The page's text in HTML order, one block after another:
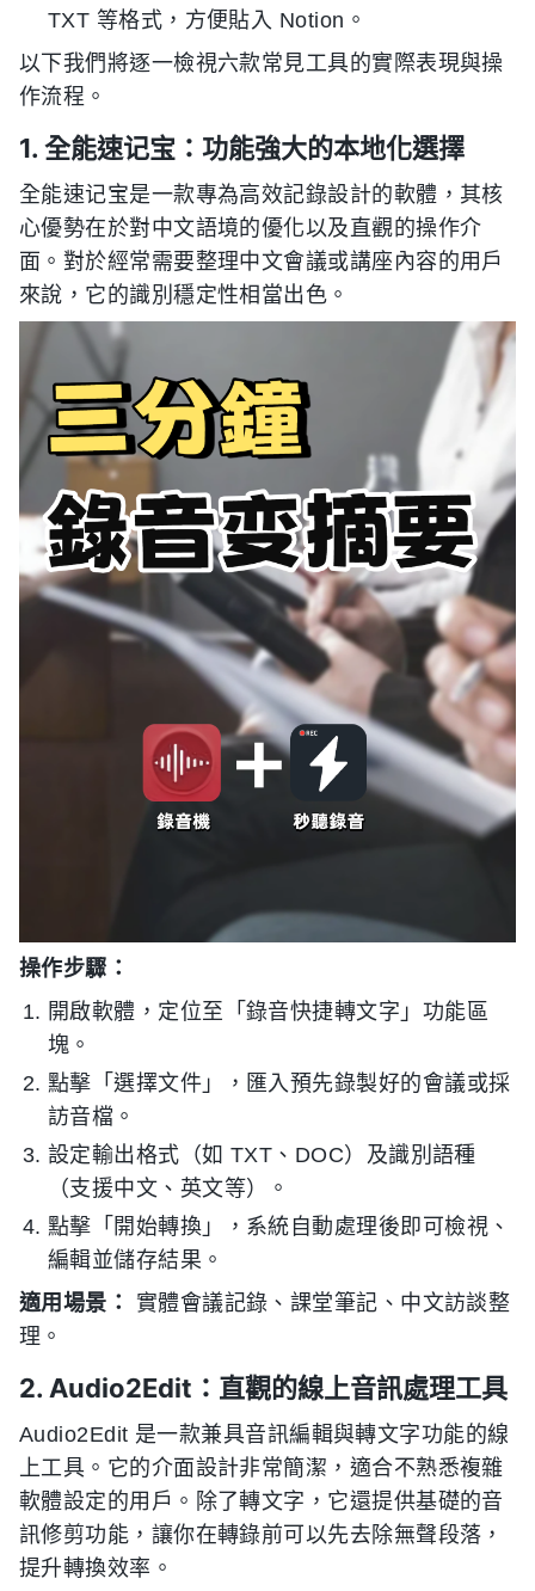
TXT 等格式，方便貼入 Notion。
以下我們將逐一檢視六款常見工具的實際表現與操
作流程。
1. 全能速记宝：功能強大的本地化選擇
全能速记宝是一款專為高效記錄設計的軟體，其核
心優勢在於對中文語境的優化以及直觀的操作介
面。對於經常需要整理中文會議或講座內容的用戶
來說，它的識別穩定性相當出色。
操作步驟：
開啟軟體，定位至「錄音快捷轉文字」功能區
塊。
點擊「選擇文件」，匯入預先錄製好的會議或採
訪音檔。
設定輸出格式（如 TXT、DOC）及識別語種
（支援中文、英文等）。
點擊「開始轉換」，系統自動處理後即可檢視、
編輯並儲存結果。
適用場景：
實體會議記錄、課堂筆記、中文訪談整
理。
2. Audio2Edit：直觀的線上音訊處理工具
Audio2Edit 是一款兼具音訊編輯與轉文字功能的線
上工具。它的介面設計非常簡潔，適合不熟悉複雜
軟體設定的用戶。除了轉文字，它還提供基礎的音
訊修剪功能，讓你在轉錄前可以先去除無聲段落，
提升轉換效率。